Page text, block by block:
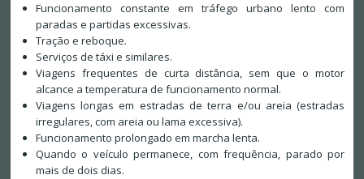
Funcionamento constante em tráfego urbano lento com
paradas e partidas excessivas.
Tração e reboque.
Serviços de táxi e similares.
Viagens frequentes de curta distância, sem que o motor
alcance a temperatura de funcionamento normal.
Viagens longas em estradas de terra e/ou areia (estradas
irregulares, com areia ou lama excessiva).
Funcionamento prolongado em marcha lenta.
Quando o veículo permanece, com frequência, parado por
mais de dois dias.